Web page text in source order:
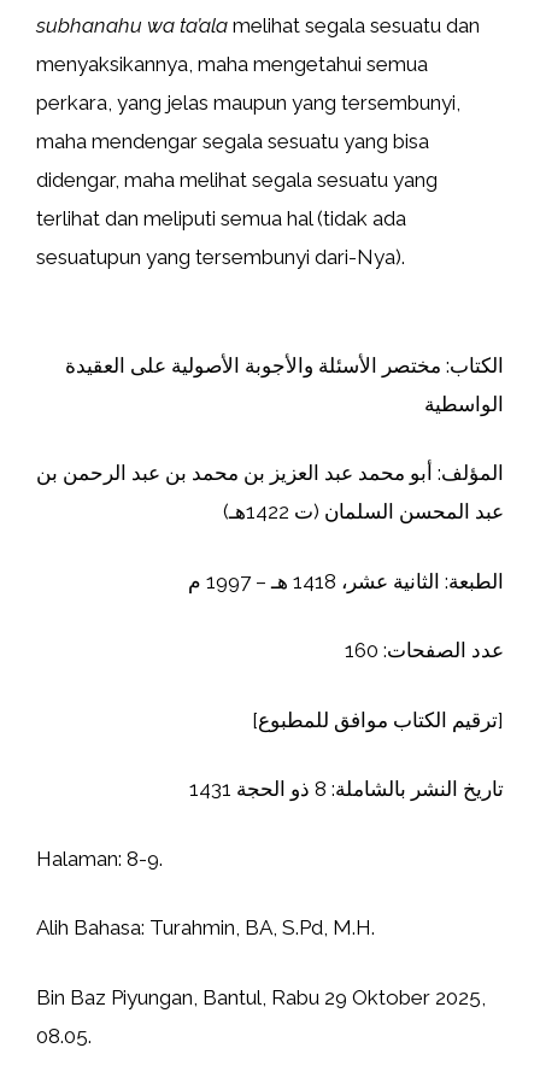
subhanahu wa ta’ala melihat segala sesuatu dan
menyaksikannya, maha mengetahui semua
perkara, yang jelas maupun yang tersembunyi,
maha mendengar segala sesuatu yang bisa
didengar, maha melihat segala sesuatu yang
terlihat dan meliputi semua hal (tidak ada
sesuatupun yang tersembunyi dari-Nya).
الكتاب: مختصر الأسئلة والأجوبة الأصولية على العقيدة
الواسطية
المؤلف: أبو محمد عبد العزيز بن محمد بن عبد الرحمن بن
عبد المحسن السلمان (ت 1422هـ)
الطبعة: الثانية عشر، 1418 هـ – 1997 م
عدد الصفحات: 160
[ترقيم الكتاب موافق للمطبوع]
تاريخ النشر بالشاملة: 8 ذو الحجة 1431
Halaman: 8-9.
Alih Bahasa: Turahmin, BA, S.Pd, M.H.
Bin Baz Piyungan, Bantul, Rabu 29 Oktober 2025,
08.05.